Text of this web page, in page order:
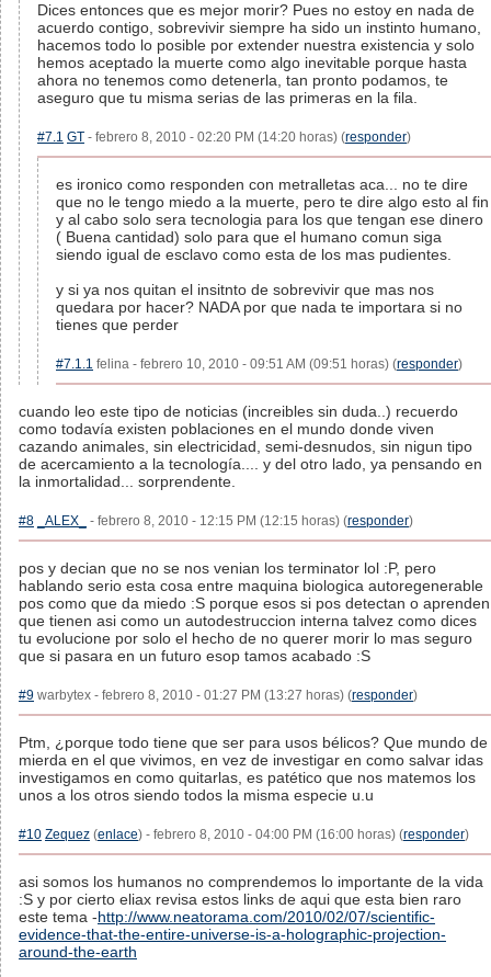
Dices entonces que es mejor morir? Pues no estoy en nada de
acuerdo contigo, sobrevivir siempre ha sido un instinto humano,
hacemos todo lo posible por extender nuestra existencia y solo
hemos aceptado la muerte como algo inevitable porque hasta
ahora no tenemos como detenerla, tan pronto podamos, te
aseguro que tu misma serias de las primeras en la fila.
#7.1 GT - febrero 8, 2010 - 02:20 PM (14:20 horas) (responder)
es ironico como responden con metralletas aca... no te dire
que no le tengo miedo a la muerte, pero te dire algo esto al fin
y al cabo solo sera tecnologia para los que tengan ese dinero
( Buena cantidad) solo para que el humano comun siga
siendo igual de esclavo como esta de los mas pudientes.
y si ya nos quitan el insitnto de sobrevivir que mas nos
quedara por hacer? NADA por que nada te importara si no
tienes que perder
#7.1.1 felina - febrero 10, 2010 - 09:51 AM (09:51 horas) (responder)
cuando leo este tipo de noticias (increibles sin duda..) recuerdo
como todavía existen poblaciones en el mundo donde viven
cazando animales, sin electricidad, semi-desnudos, sin nigun tipo
de acercamiento a la tecnología.... y del otro lado, ya pensando en
la inmortalidad... sorprendente.
#8 _ALEX_ - febrero 8, 2010 - 12:15 PM (12:15 horas) (responder)
pos y decian que no se nos venian los terminator lol :P, pero
hablando serio esta cosa entre maquina biologica autoregenerable
pos como que da miedo :S porque esos si pos detectan o aprenden
que tienen asi como un autodestruccion interna talvez como dices
tu evolucione por solo el hecho de no querer morir lo mas seguro
que si pasara en un futuro esop tamos acabado :S
#9 warbytex - febrero 8, 2010 - 01:27 PM (13:27 horas) (responder)
Ptm, ¿porque todo tiene que ser para usos bélicos? Que mundo de
mierda en el que vivimos, en vez de investigar en como salvar idas
investigamos en como quitarlas, es patético que nos matemos los
unos a los otros siendo todos la misma especie u.u
#10 Zequez (enlace) - febrero 8, 2010 - 04:00 PM (16:00 horas) (responder)
asi somos los humanos no comprendemos lo importante de la vida
:S y por cierto eliax revisa estos links de aqui que esta bien raro
este tema -http://www.neatorama.com/2010/02/07/scientific-
evidence-that-the-entire-universe-is-a-holographic-projection-
around-the-earth